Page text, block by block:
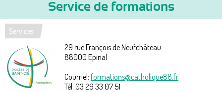
Vous
êtes
ici
Services
Service de formations
29 rue François de Neufchâteau
88000 Epinal
Courriel: formations@catholique88.fr
Tél: 03 29 33 07 51